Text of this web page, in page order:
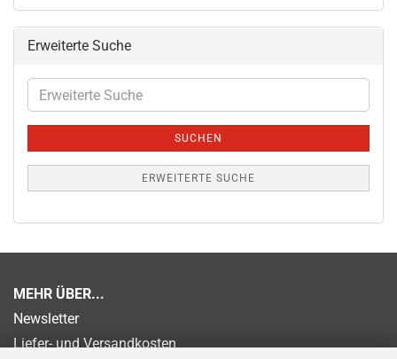
Erweiterte Suche
Erweiterte
Suche
SUCHEN
ERWEITERTE SUCHE
MEHR ÜBER...
Newsletter
Liefer- und Versandkosten